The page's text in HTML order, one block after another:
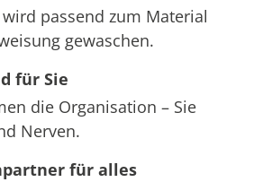
passend zum Material
gewaschen.
für Sie
die Organisation – Sie
Nerven.
für alles